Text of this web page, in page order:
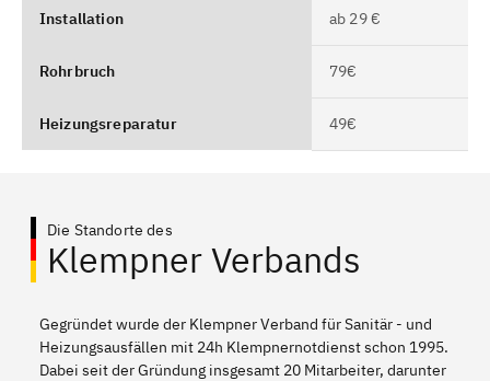
Installation ab 29 €
Rohrbruch 79€
Heizungsreparatur 49€
Die Standorte des
Klempner Verbands
Gegründet wurde der Klempner Verband für Sanitär - und
Heizungsausfällen mit 24h Klempnernotdienst schon 1995.
Dabei seit der Gründung insgesamt 20 Mitarbeiter, darunter